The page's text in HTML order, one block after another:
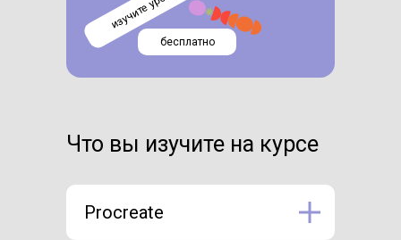
бесплатно
Что вы изучите на курсе
Procreate